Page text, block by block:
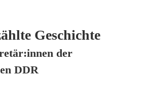
Geschichte
der
DDR